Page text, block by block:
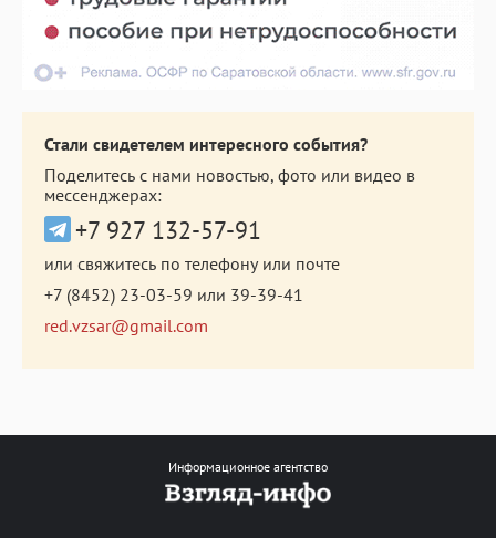
Стали свидетелем интересного события?
Поделитесь с нами новостью, фото или видео в
мессенджерах:
+7 927 132-57-91
или свяжитесь по телефону или почте
+7 (8452) 23-03-59 или 39-39-41
red.vzsar@gmail.com
Информационное агентство